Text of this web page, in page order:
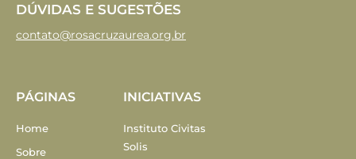
DÚVIDAS E SUGESTÕES
contato@rosacruzaurea.org.br
PÁGINAS
Home
Sobre
INICIATIVAS
Instituto Civitas
Solis